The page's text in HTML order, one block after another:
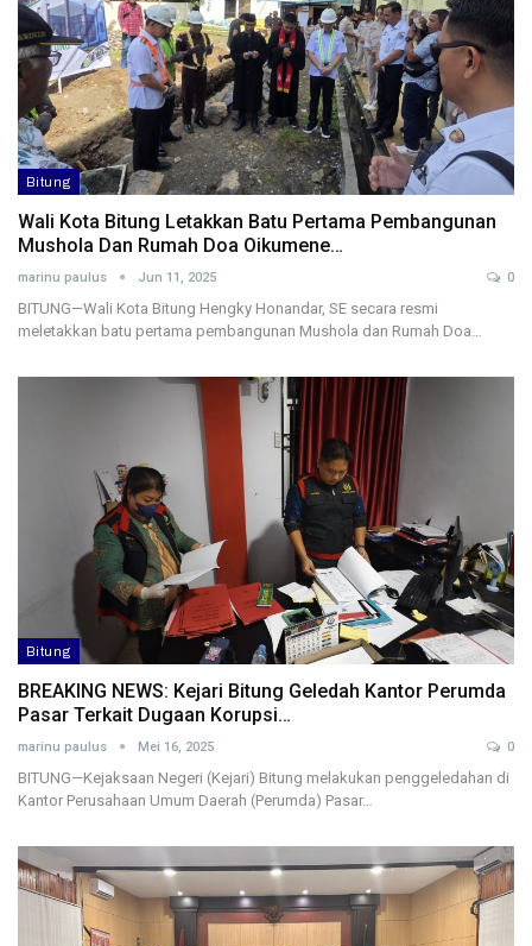
Bitung
Wali Kota Bitung Letakkan Batu Pertama Pembangunan
Mushola Dan Rumah Doa Oikumene…
marinu paulus Jun 11, 2025 0
BITUNG—Wali Kota Bitung Hengky Honandar, SE secara resmi
meletakkan batu pertama pembangunan Mushola dan Rumah Doa…
Bitung
BREAKING NEWS: Kejari Bitung Geledah Kantor Perumda
Pasar Terkait Dugaan Korupsi…
marinu paulus Mei 16, 2025 0
BITUNG—Kejaksaan Negeri (Kejari) Bitung melakukan penggeledahan di
Kantor Perusahaan Umum Daerah (Perumda) Pasar…